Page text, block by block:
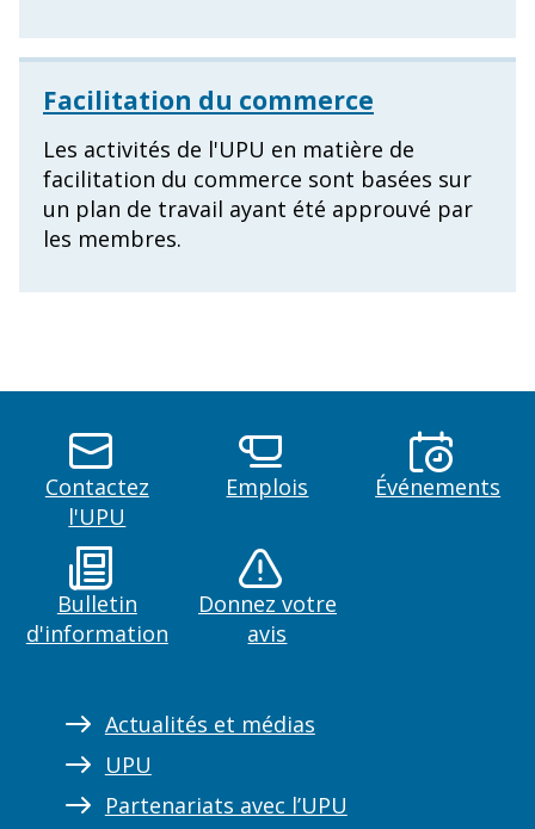
Facilitation du commerce
Les activités de l'UPU en matière de
facilitation du commerce sont basées sur
un plan de travail ayant été approuvé par
les membres.
Contactez
l'UPU
Emplois Événements
Bulletin
d'information
Donnez votre
avis
Actualités et médias
UPU
Partenariats avec l’UPU